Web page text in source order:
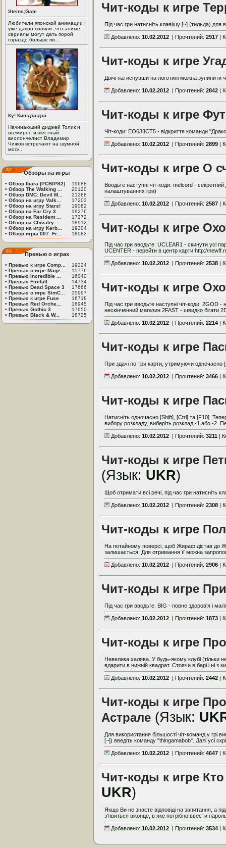
Steins;Gate
Любители японской анимации
уже давно поняли ,что аниме
сериалы могут дать порой
гораздо больше пи...
Ку! Кин-дза-дза
Начинающий диджей Толик и
всемирно известный
виолончелист Владимир
Чижов встречают на шумной
моск...
Обзоры на игры
• Обзор Ibara [PCB/PS2]
19688
• Обзор The Walking ...
20120
• Обзор DMC: Devil M...
21288
• Обзор на игру Valk...
17203
• Обзор на игру Stars!
19082
• Обзор на Far Cry 3
19276
• Обзор на Resident ...
17272
• Обзор на Chivalry:...
18912
• Обзор на игру Kerb...
19304
• Обзор игры 007: Fr... 18082
Превью о играх
• Превью к игре Comp...
19224
• Превью о игре Mage...
15776
• Превью Incredible ...
16040
• Превью Firefall
14734
• Превью Dead Space 3
17666
• Превью о игре SimC...
15997
• Превью к игре Fuse
16718
• Превью Red Orche...
16945
• Превью Gothic 3
17650
• Превью Black & W... 18725
Чит-коды к игре
Під час гри натисніть клавішу [~] (тильда) для
Добавлено: 10.02.2012 | Прочтений: 2917 |
Чит-коды к игре
Двічі натиснувши на логотипі можна зупинити
Добавлено: 10.02.2012 | Прочтений: 2842 |
Чит-коды к игре
Чіт-коди: EO6J3CT5 - відкриття команди
Добавлено: 10.02.2012 | Прочтений: 2899 |
Чит-коды к игре О
Вводьте наступні чіт-коди: melcord -
налаштуваннях гри)
Добавлено: 10.02.2012 | Прочтений: 2587 |
Чит-коды к игре
Під час гри вводьте: UCLEAR1 - скинути усі
UCENTER - перейти в центр карти http://
Добавлено: 10.02.2012 | Прочтений: 2538 |
Чит-коды к игре
Під час гри вводьте наступні чіт-коди: 2GOD
нескінченний магазин 2FAST - швидко бігати
Добавлено: 10.02.2012 | Прочтений: 2214 |
Чит-коды к игре
При здачі по три карти, утримуючи одночасно
Добавлено: 10.02.2012 | Прочтений: 3466 |
Чит-коды к игре
Натисніть одночасно [Shift], [Сtrl] та [F10].
вибору розкладу, виберіть розклад -1 або -2.
Добавлено: 10.02.2012 | Прочтений: 3211 |
Чит-коды к игре
(Язык: UKR)
Щоб отримати всі речі, під час гри натисніть
Добавлено: 10.02.2012 | Прочтений: 2308 |
Чит-коды к игре
На потайному поверсі, щоб Жираф дістав до
залишається: Для отримання її можна
Добавлено: 10.02.2012 | Прочтений: 2906 |
Чит-коды к игре
Під час гри вводьте: BIG - повне здоров'я і
Добавлено: 10.02.2012 | Прочтений: 1873 |
Чит-коды к игре
Невелика халява. У будь-якому клубі (тільки
вдарити в нижній квадрат. Стоячи в барі і ні з
Добавлено: 10.02.2012 | Прочтений: 2442 |
Чит-коды к игре
Астрале (Язык:
Для використання більшості чіт-команд у грі
[~]) введіть команду "thingamabob". Далі усі
Добавлено: 10.02.2012 | Прочтений: 4647 |
Чит-коды к игре
UKR)
Якщо Ви не знаєте відповіді на запитання, а
з'явиться віконце, в яке потрібно ввести
Добавлено: 10.02.2012 | Прочтений: 3534 |